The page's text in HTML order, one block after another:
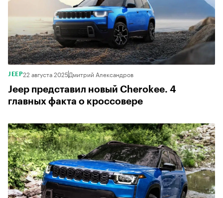
JEEP22 августа 2025Дмитрий Александров
Jeep представил новый Cherokee. 4
главных факта о кроссовере